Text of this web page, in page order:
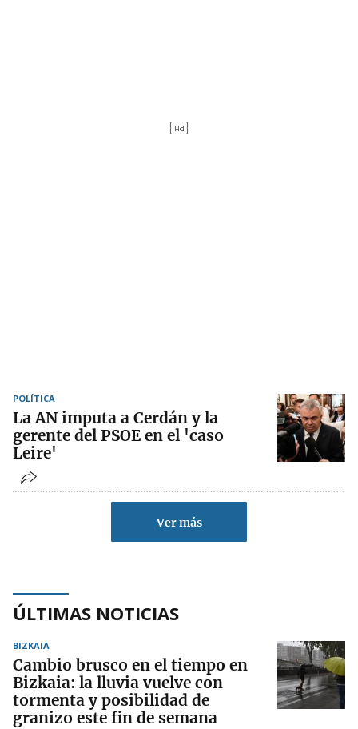
POLÍTICA
La AN imputa a Cerdán y la
gerente del PSOE en el 'caso
Leire'
Ver más
ÚLTIMAS NOTICIAS
BIZKAIA
Cambio brusco en el tiempo en
Bizkaia: la lluvia vuelve con
tormenta y posibilidad de
granizo este fin de semana